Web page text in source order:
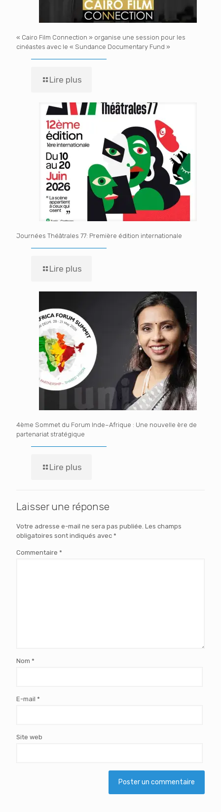
« Cairo Film Connection » organise une session pour les
cinéastes avec le « Sundance Documentary Fund »
Lire plus
Journées Théâtrales 77: Première édition internationale
Lire plus
4ème Sommet du Forum Inde–Afrique : Une nouvelle ère de
partenariat stratégique
Lire plus
Laisser une réponse
Votre adresse e-mail ne sera pas publiée. Les champs
obligatoires sont indiqués avec *
Commentaire *
Nom *
E-mail *
Site web